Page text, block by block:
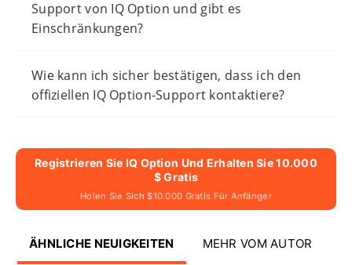
Support von IQ Option und gibt es
Einschränkungen?
Wie kann ich sicher bestätigen, dass ich den
offiziellen IQ Option-Support kontaktiere?
Registrieren Sie IQ Option Und Erhalten Sie 10.000
$ Gratis
Holen Sie Sich $10.000 Gratis Für Anfänger
ÄHNLICHE NEUIGKEITEN MEHR VOM AUTOR